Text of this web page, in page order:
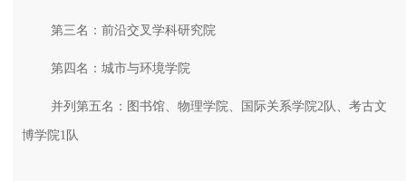
第三名：前沿交叉学科研究院
第四名：城市与环境学院
并列第五名：图书馆、物理学院、国际关系学院2队、考古文
博学院1队